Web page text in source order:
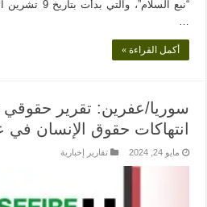
أكمل القراءة »
سوريا/عفرين: تقرير
انتهاكات حقوق الإنسان في
مايو 24, 2024 تقارير إخبارية